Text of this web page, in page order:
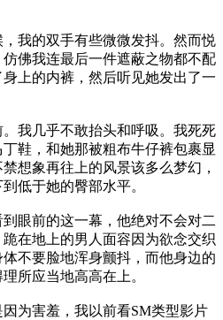
我的双手有些微微发抖。然而悦
佛我连最后一件遮蔽之物都不配
上的内裤，然后听见她发出了一
我几乎不敢抬头和呼吸。我死死
鞋，和她那被粗布牛仔裤包裹显
想象再往上的风景该多么梦幻，
低于她的臀部水平。
眼前的这一幕，他绝对不会对二
在地上的男人面容因为欲念交织
不要脸地浑身颤抖，而他身边的
所应当地高高在上。
为害羞，我以前看SM类型影片